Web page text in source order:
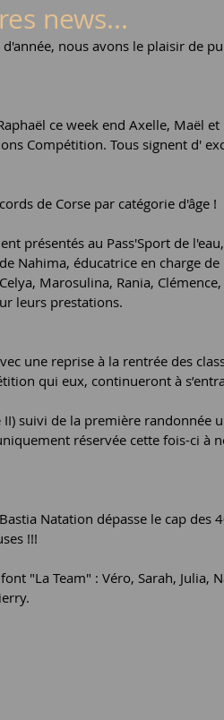
news...
nous avons le plaisir de
ce week end Axelle, Maël et
Compétition. Tous signent d'
de Corse par catégorie d'âge !
présentés au Pass'Sport de
Nahima, éducatrice en charge de
Marosulina, Rania, Clémence,
leurs prestations.
une reprise à la rentrée des
qui eux, continueront à
II) suivi de la première randonnée
réservée cette fois-ci à
Natation dépasse le cap des
!!!
"La Team" : Véro, Sarah, Julia,